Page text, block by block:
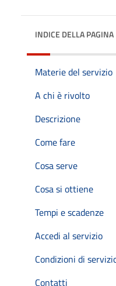
INDICE DELLA PAGINA
Materie del servizio
A chi è rivolto
Descrizione
Come fare
Cosa serve
Cosa si ottiene
Tempi e scadenze
Accedi al servizio
Condizioni di
Contatti